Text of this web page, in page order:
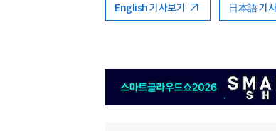
English 기사보기 日本語 기